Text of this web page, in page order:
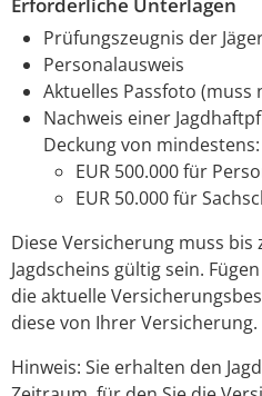
Erforderliche Unterlagen
Prüfungszeugnis der
Personalausweis
Aktuelles Passfoto
Nachweis einer
Deckung von mindestens:
EUR 500.000 für
EUR 50.000 für
Diese Versicherung muss bis
Jagdscheins gültig sein.
die aktuelle
diese von Ihrer Versicherung.
Hinweis: Sie erhalten den